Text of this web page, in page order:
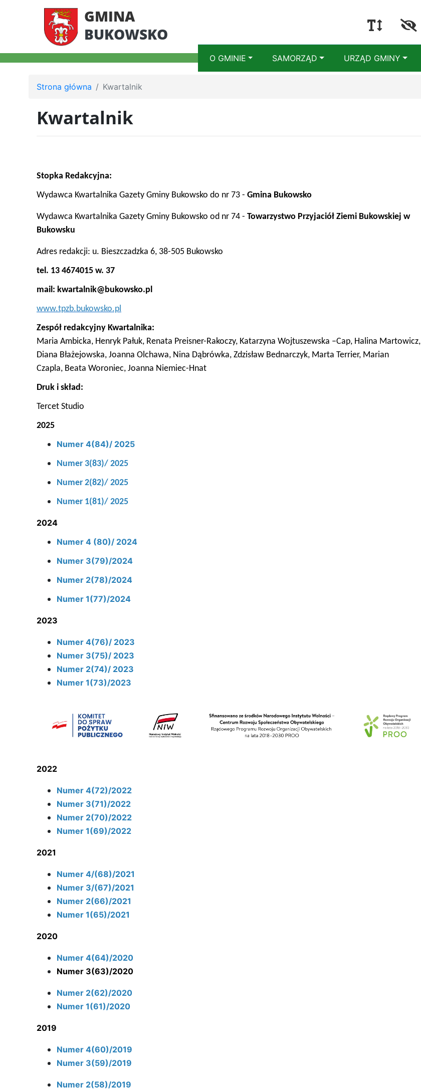
GMINA
BUKOWSKO
O GMINIE SAMORZĄD URZĄD GMINY
Strona główna Kwartalnik
Kwartalnik
Stopka Redakcyjna:
Wydawca Kwartalnika Gazety Gminy Bukowsko do nr 73 - Gmina Bukowsko
Wydawca Kwartalnika Gazety Gminy Bukowsko od nr 74 - Towarzystwo Przyjaciół Ziemi Bukowskiej w
Bukowsku
Adres redakcji: u. Bieszczadzka 6, 38-505 Bukowsko
tel. 13 4674015 w. 37
mail: kwartalnik@bukowsko.pl
www.tpzb.bukowsko.pl
Zespół redakcyjny Kwartalnika:
Maria Ambicka, Henryk Pałuk, Renata Preisner-Rakoczy, Katarzyna Wojtuszewska –Cap, Halina Martowicz,
Diana Błażejowska, Joanna Olchawa, Nina Dąbrówka, Zdzisław Bednarczyk, Marta Terrier, Marian
Czapla, Beata Woroniec, Joanna Niemiec-Hnat
Druk i skład:
Tercet Studio
2025
Numer 4(84)/ 2025
Numer 3(83)/ 2025
Numer 2(82)/ 2025
Numer 1(81)/ 2025
2024
Numer 4 (80)/ 2024
Numer 3(79)/2024
Numer 2(78)/2024
Numer 1(77)/2024
2023
Numer 4(76)/ 2023
Numer 3(75)/ 2023
Numer 2(74)/ 2023
Numer 1(73)/2023
2022
Numer 4(72)/2022
Numer 3(71)/2022
Numer 2(70)/2022
Numer 1(69)/2022
2021
Numer 4/(68)/2021
Numer 3/(67)/2021
Numer 2(66)/2021
Numer 1(65)/2021
2020
Numer 4(64)/2020
Numer 3(63)/2020
Numer 2(62)/2020
Numer 1(61)/2020
2019
Numer 4(60)/2019
Numer 3(59)/2019
Numer 2(58)/2019